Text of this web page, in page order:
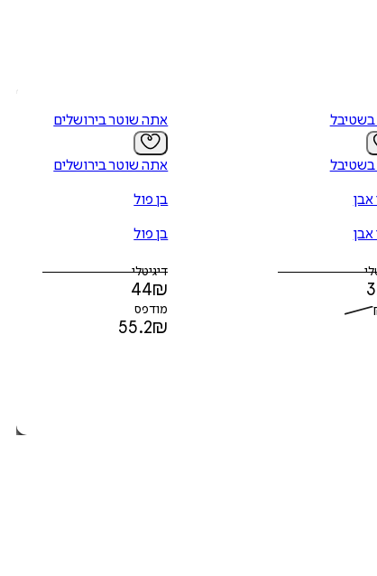
אבן
אבן
אתה שוטר בירושלים
אתה שוטר בירושלים
בן פול
בן פול
דיגיטלי
44₪
מודפס
55.2₪